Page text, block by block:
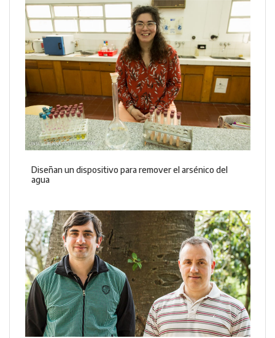
Diseñan un dispositivo para remover el arsénico del
agua